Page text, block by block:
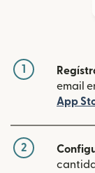
1
email
App
2